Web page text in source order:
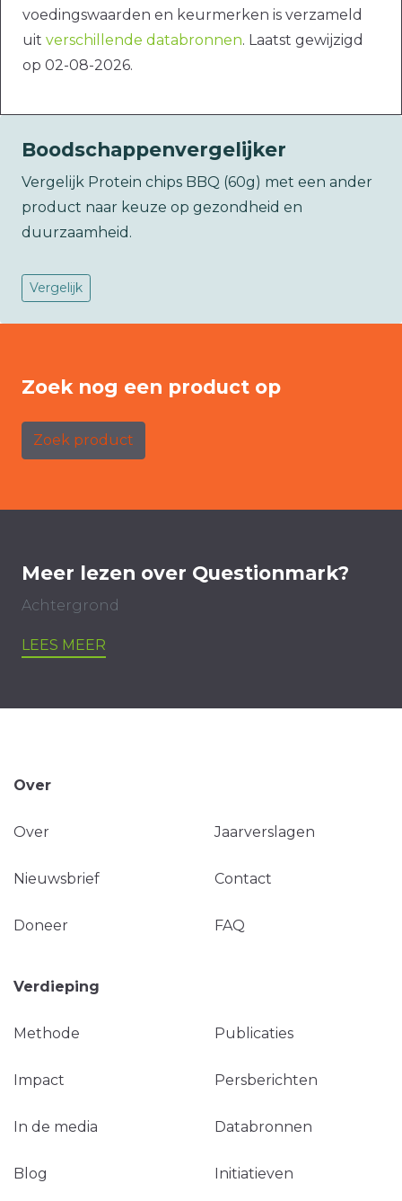
voedingswaarden en keurmerken is verzameld
uit verschillende databronnen. Laatst gewijzigd
op 02-08-2026.
Boodschappenvergelijker
Vergelijk Protein chips BBQ (60g) met een ander
product naar keuze op gezondheid en
duurzaamheid.
Vergelijk
Zoek nog een product op
Zoek product
Meer lezen over Questionmark?
Achtergrond
LEES MEER
Over
Over Jaarverslagen
Nieuwsbrief Contact
Doneer FAQ
Verdieping
Methode Publicaties
Impact Persberichten
In de media Databronnen
Blog Initiatieven